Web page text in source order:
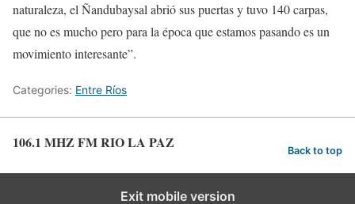
naturaleza, el Ñandubaysal abrió sus puertas y tuvo 140 carpas,
que no es mucho pero para la época que estamos pasando es un
movimiento interesante”.
Categories: Entre Ríos
106.1 MHZ FM RIO LA PAZ Back to top
Exit mobile version